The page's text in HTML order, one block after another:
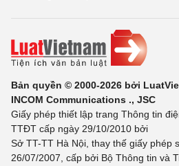
Bản quyền © 2000-2026 bởi
INCOM Communications ., JSC
Giấy phép thiết lập trang Thông tin
TTĐT cấp ngày 29/10/2010 bởi
Sở TT-TT Hà Nội, thay thế giấy phép
26/07/2007, cấp bởi Bộ Thông tin và